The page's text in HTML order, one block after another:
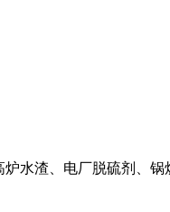
水渣、电厂脱硫剂、